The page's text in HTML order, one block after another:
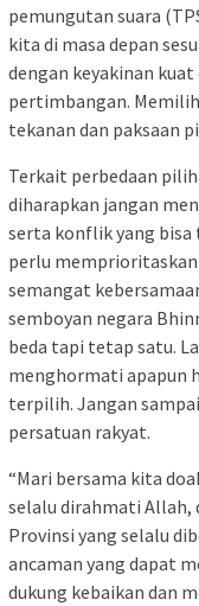
pemungutan suara
kita di masa depan
dengan keyakinan
pertimbangan.
tekanan dan paksaan
Terkait perbedaan
diharapkan jangan
serta konflik yang bisa
perlu
semangat
semboyan negara
beda tapi tetap satu.
menghormati apapun
terpilih. Jangan
persatuan rakyat.
“Mari bersama kita
selalu dirahmati Allah,
Provinsi yang selalu
ancaman yang dapat
dukung kebaikan dan